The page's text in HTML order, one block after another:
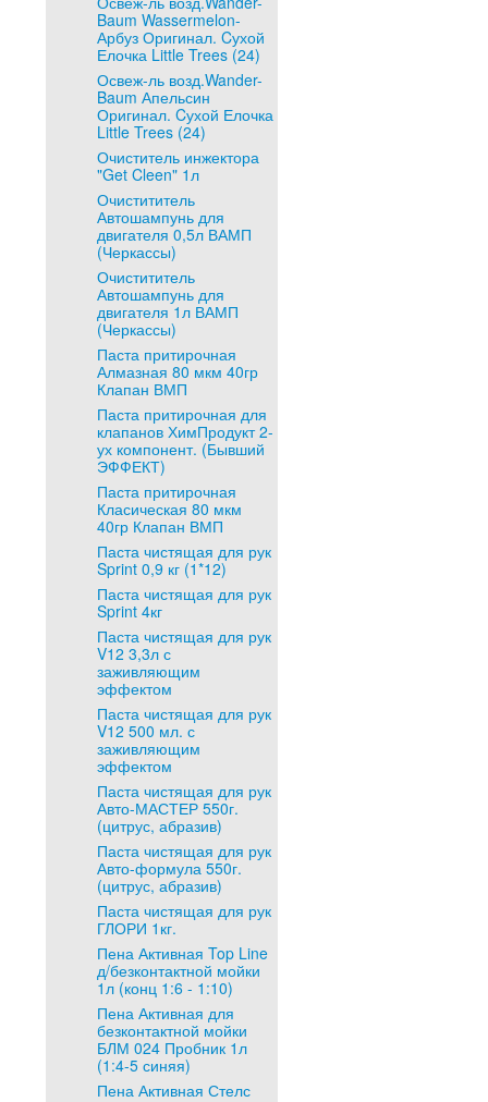
Baum Wassermelon-
Арбуз Оригинал. Cухой
Елочка Little Trees (24)
Освеж-ль возд.Wander-
Baum Апельсин
Оригинал. Cухой Елочка
Little Trees (24)
Очиститель инжектора
"Get Cleen" 1л
Очистититель
Автошампунь для
двигателя 0,5л ВАМП
(Черкассы)
Очистититель
Автошампунь для
двигателя 1л ВАМП
(Черкассы)
Паста притирочная
Алмазная 80 мкм 40гр
Клапан ВМП
Паста притирочная для
клапанов ХимПродукт 2-
ух компонент. (Бывший
ЭФФЕКТ)
Паста притирочная
Класическая 80 мкм
40гр Клапан ВМП
Паста чистящая для рук
Sprint 0,9 кг (1*12)
Паста чистящая для рук
Sprint 4кг
Паста чистящая для рук
V12 3,3л с
заживляющим
эффектом
Паста чистящая для рук
V12 500 мл. с
заживляющим
эффектом
Паста чистящая для рук
Авто-МАСТЕР 550г.
(цитрус, абразив)
Паста чистящая для рук
Авто-формула 550г.
(цитрус, абразив)
Паста чистящая для рук
ГЛОРИ 1кг.
Пена Активная Top Line
д/безконтактной мойки
1л (конц 1:6 - 1:10)
Пена Активная для
безконтактной мойки
БЛМ 024 Пробник 1л
(1:4-5 синяя)
Пена Активная Стелс